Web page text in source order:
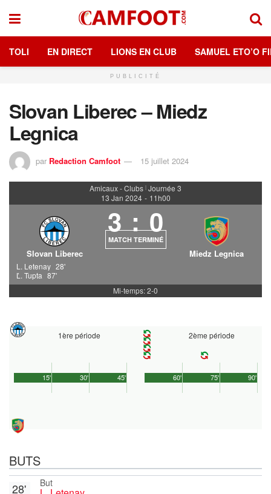
TOLI EN DIRECT LIONS EN CLUB SAMUEL ETO’O
PUBLICITÉ
Slovan Liberec – Miedz
Legnica
par Redaction Camfoot 15 juillet 2024
Amicaux - Clubs | Journée 3
13 Jan 2024 - 11h00
Slovan Liberec
3 : 0
MATCH TERMINÉ
Miedz Legnica
L. Letenay 28'
Ľ. Tupta 87'
Mi-temps: 2-0
1ère période
45'
15' 30'
2ème période
90'
60' 75'
BUTS
But
28'